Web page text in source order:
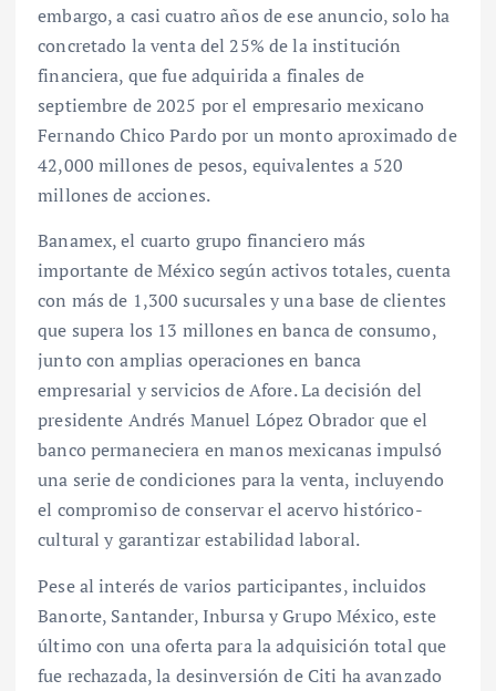
embargo, a casi cuatro años de ese anuncio, solo ha
concretado la venta del 25% de la institución
financiera, que fue adquirida a finales de
septiembre de 2025 por el empresario mexicano
Fernando Chico Pardo por un monto aproximado de
42,000 millones de pesos, equivalentes a 520
millones de acciones.
Banamex, el cuarto grupo financiero más
importante de México según activos totales, cuenta
con más de 1,300 sucursales y una base de clientes
que supera los 13 millones en banca de consumo,
junto con amplias operaciones en banca
empresarial y servicios de Afore. La decisión del
presidente Andrés Manuel López Obrador que el
banco permaneciera en manos mexicanas impulsó
una serie de condiciones para la venta, incluyendo
el compromiso de conservar el acervo histórico-
cultural y garantizar estabilidad laboral.
Pese al interés de varios participantes, incluidos
Banorte, Santander, Inbursa y Grupo México, este
último con una oferta para la adquisición total que
fue rechazada, la desinversión de Citi ha avanzado